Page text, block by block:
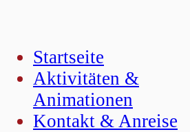
Startseite
Aktivitäten &
Animationen
Kontakt & Anreise